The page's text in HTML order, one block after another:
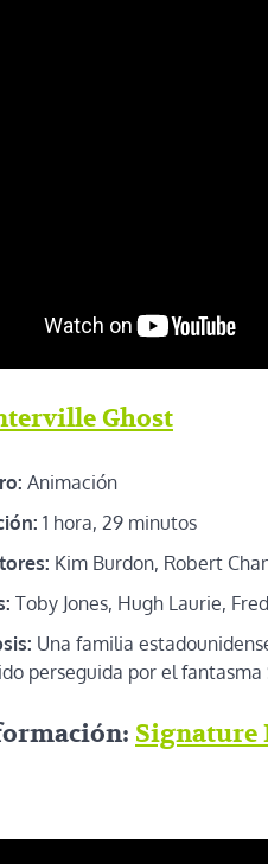
Ghost
Animación
1 hora, 29 minutos
Kim Burdon, Robert
Toby Jones, Hugh Laurie,
Una familia
perseguida por el
Signature